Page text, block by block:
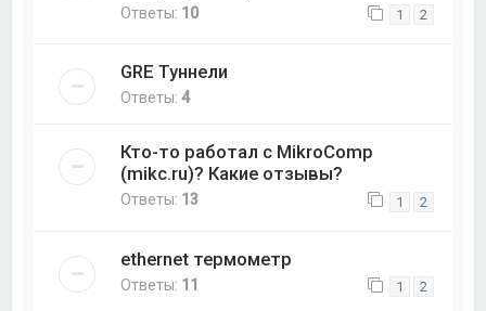
Ответы: 10 1 2
GRE Туннели
Ответы:4
Кто-то работал с MikroComp
(mikc.ru)? Какие отзывы?
Ответы: 13 1 2
ethernet термометр
Ответы: 11 1 2